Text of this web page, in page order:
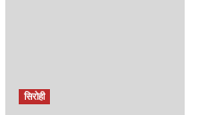
सिरोही